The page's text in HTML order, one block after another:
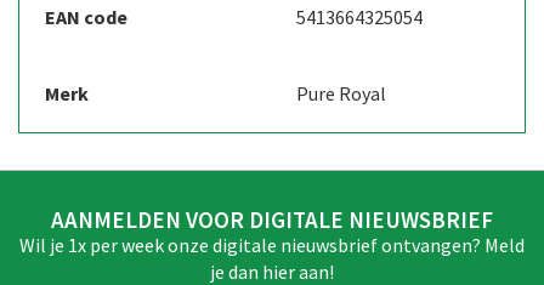
EAN code 5413664325054
Merk Pure Royal
AANMELDEN VOOR DIGITALE NIEUWSBRIEF
Wil je 1x per week onze digitale nieuwsbrief ontvangen? Meld
je dan hier aan!